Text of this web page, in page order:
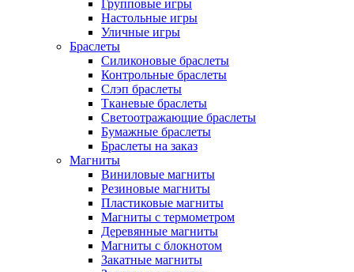
Групповые игры
Настольные игры
Уличные игры
Браслеты
Силиконовые браслеты
Контрольные браслеты
Слэп браслеты
Тканевые браслеты
Светоотражающие браслеты
Бумажные браслеты
Браслеты на заказ
Магниты
Виниловые магниты
Резиновые магниты
Пластиковые магниты
Магниты с термометром
Деревянные магниты
Магниты с блокнотом
Закатные магниты